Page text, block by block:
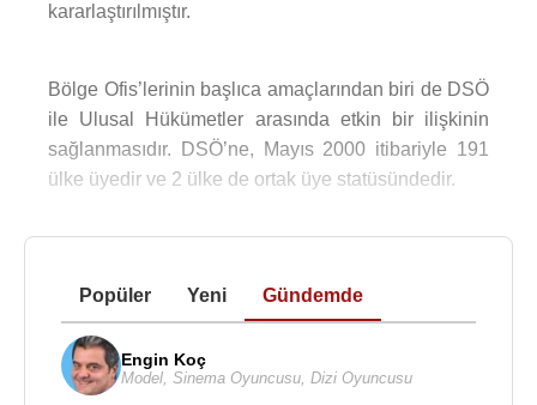
kararlaştırılmıştır.
Bölge Ofis’lerinin başlıca amaçlarından biri de DSÖ
ile Ulusal Hükümetler arasında etkin bir ilişkinin
sağlanmasıdır. DSÖ’ne, Mayıs 2000 itibariyle 191
ülke üyedir ve 2 ülke de ortak üye statüsündedir.
Popüler Yeni Gündemde
Engin Koç
Model Sinema Oyuncusu Dizi Oyuncusu